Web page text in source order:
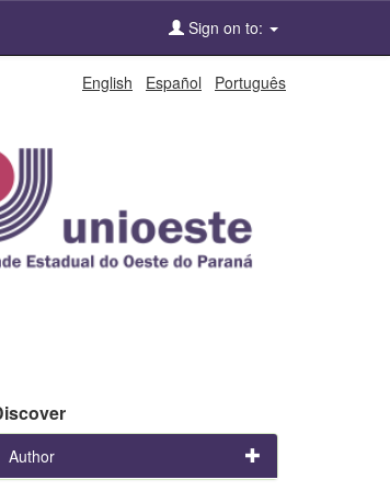
Sign on to:
English Español Português
Author